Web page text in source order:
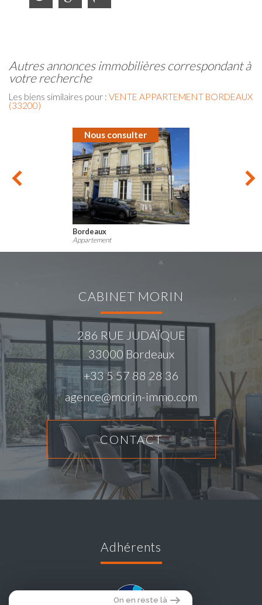
autres annonces immobilières correspondant à
votre recherche
Les biens similaires pour : VENTE APPARTEMENT BORDEAUX
(33200)
Nous consulter
Bordeaux
Appartement
CABINET MORIN
286 RUE JUDAÏQUE
33000 Bordeaux
+33 5 57 88 28 36
agence@morin-immo.com
CONTACT
adhérents
On en reste là